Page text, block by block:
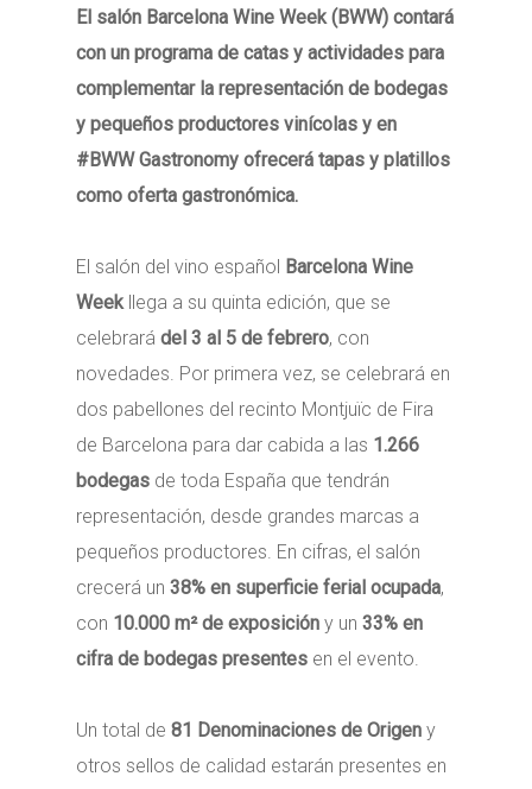
El salón Barcelona Wine Week (BWW) contará
con un programa de catas y actividades para
complementar la representación de bodegas
y pequeños productores vinícolas y en
#BWW Gastronomy ofrecerá tapas y platillos
como oferta gastronómica.
El salón del vino español Barcelona Wine
Weekllega a su quinta edición, que se
celebrará del 3 al 5 de febrero, con
novedades. Por primera vez, se celebrará en
dos pabellones del recinto Montjuïc de Fira
de Barcelona para dar cabida a las 1.266
bodegas de toda España que tendrán
representación, desde grandes marcas a
pequeños productores. En cifras, el salón
crecerá un 38% en superficie ferial ocupada,
con 10.000 m² de exposición y un 33% en
cifra de bodegas presentes en el evento.
Un total de 81 Denominaciones de Origen y
otros sellos de calidad estarán presentes en